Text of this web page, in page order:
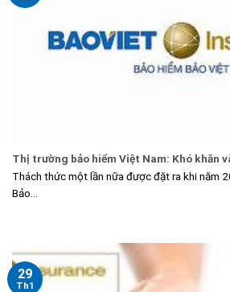
Thị trường bảo hiểm Việt Nam: Khó khăn
Thách thức một lần nữa được đặt ra khi năm
Bảo...
29
Th1